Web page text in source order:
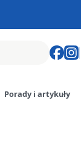
Porady i artykuły